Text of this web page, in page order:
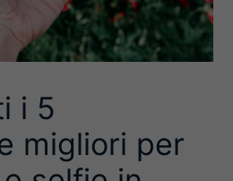
i 5
migliori per